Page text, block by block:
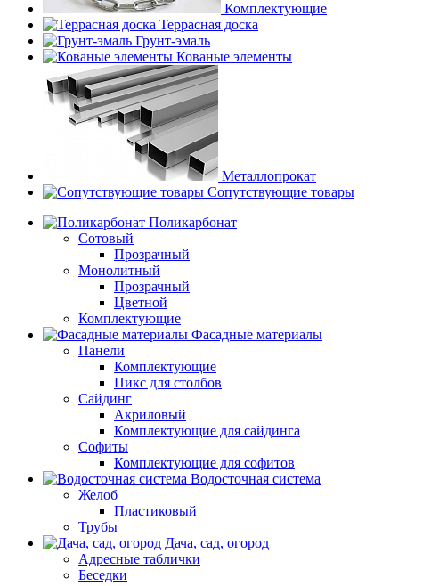
Комплектующие
Террасная доска
Грунт-эмаль
Кованые элементы
Металлопрокат
Сопутствующие товары
Поликарбонат
Сотовый
Прозрачный
Монолитный
Прозрачный
Цветной
Комплектующие
Фасадные материалы
Панели
Комплектующие
Пикс для столбов
Сайдинг
Акриловый
Комплектующие для сайдинга
Софиты
Комплектующие для софитов
Водосточная система
Желоб
Пластиковый
Трубы
Дача, сад, огород
Адресные таблички
Беседки